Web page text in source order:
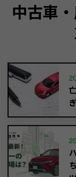
中古車